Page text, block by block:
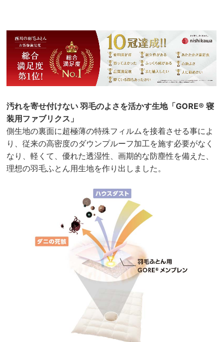
汚れを寄せ付けない 羽毛のよさを活かす生地「GORE® 寝
装用ファブリクス」
側生地の裏面に超極薄の特殊フィルムを接着させる事によ
り、従来の高密度のダウンプルーフ加工を施す必要がなく
なり、軽くて、優れた透湿性、画期的な防塵性を備えた、
理想の羽毛ふとん用生地を作り出しました。